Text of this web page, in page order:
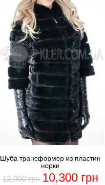
Шуба трансформер из пластин
норки
12,000грн 10,300 грн